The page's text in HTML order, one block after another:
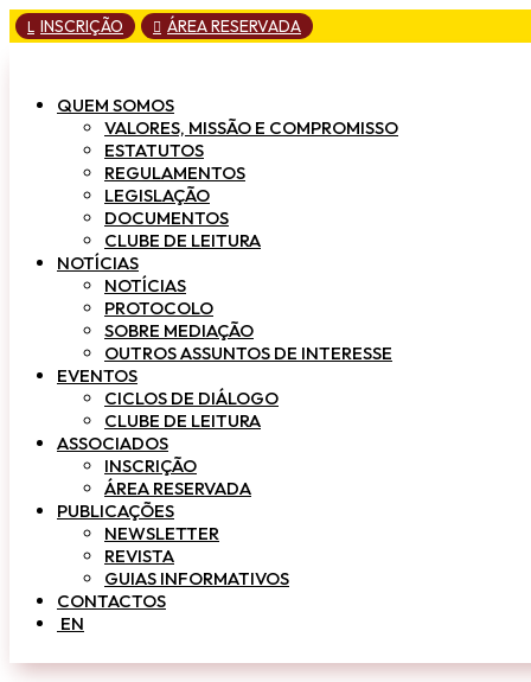
L INSCRIÇÃO  ÁREA RESERVADA
QUEM SOMOS
VALORES, MISSÃO E COMPROMISSO
ESTATUTOS
REGULAMENTOS
LEGISLAÇÃO
DOCUMENTOS
CLUBE DE LEITURA
NOTÍCIAS
NOTÍCIAS
PROTOCOLO
SOBRE MEDIAÇÃO
OUTROS ASSUNTOS DE INTERESSE
EVENTOS
CICLOS DE DIÁLOGO
CLUBE DE LEITURA
ASSOCIADOS
INSCRIÇÃO
ÁREA RESERVADA
PUBLICAÇÕES
NEWSLETTER
REVISTA
GUIAS INFORMATIVOS
CONTACTOS
EN